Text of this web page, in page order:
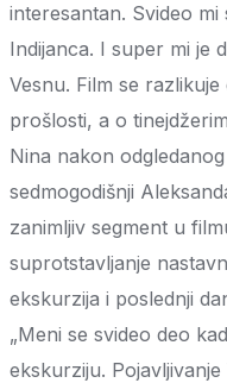
interesantan. Svideo
Indijanca. I super mi je
Vesnu. Film se
prošlosti, a o
Nina nakon
sedmogodišnji
zanimljiv segment u
suprotstavljanje
ekskurzija i poslednji
„Meni se svideo deo
ekskurziju. Pojavljivanje